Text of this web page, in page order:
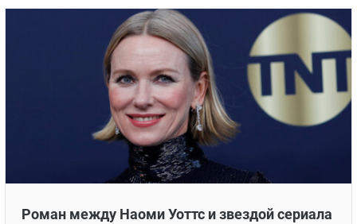
Роман между Наоми Уоттс и звездой сериала